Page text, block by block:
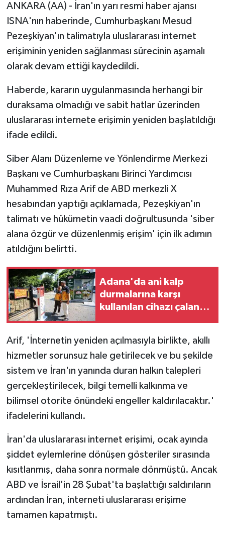
ANKARA (AA) - İran'ın yarı resmi haber ajansı
ISNA'nın haberinde, Cumhurbaşkanı Mesud
Pezeşkiyan'ın talimatıyla uluslararası internet
erişiminin yeniden sağlanması sürecinin aşamalı
olarak devam ettiği kaydedildi.
Haberde, kararın uygulanmasında herhangi bir
duraksama olmadığı ve sabit hatlar üzerinden
uluslararası internete erişimin yeniden başlatıldığı
ifade edildi.
Siber Alanı Düzenleme ve Yönlendirme Merkezi
Başkanı ve Cumhurbaşkanı Birinci Yardımcısı
Muhammed Rıza Arif de ABD merkezli X
hesabından yaptığı açıklamada, Pezeşkiyan'ın
talimatı ve hükümetin vaadi doğrultusunda 'siber
alana özgür ve düzenlenmiş erişim' için ilk adımın
atıldığını belirtti.
Adana'da ani kalp
durmalarına karşı
kullanılan cihazı çalan
Arif, 'İnternetin yeniden açılmasıyla birlikte, akıllı
hizmetler sorunsuz hale getirilecek ve bu şekilde
sistem ve İran'ın yanında duran halkın talepleri
gerçekleştirilecek, bilgi temelli kalkınma ve
bilimsel otorite önündeki engeller kaldırılacaktır.'
ifadelerini kullandı.
İran'da uluslararası internet erişimi, ocak ayında
şiddet eylemlerine dönüşen gösteriler sırasında
kısıtlanmış, daha sonra normale dönmüştü. Ancak
ABD ve İsrail'in 28 Şubat'ta başlattığı saldırıların
ardından İran, interneti uluslararası erişime
tamamen kapatmıştı.